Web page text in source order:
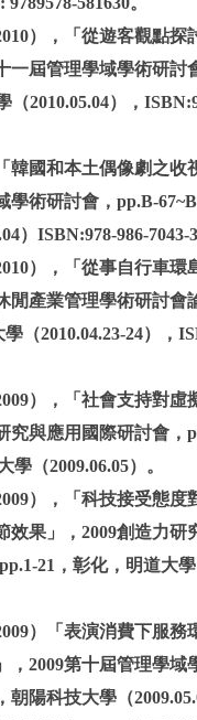
），「從遊客觀點探
一屆管理學域學術研討
2010.05.04），
韓國和本土偶像劇之收
學術研討會，pp.B-
）ISBN:978-986-7043-
），「從事自行車環
閒產業管理學術研討會
（2010.04.23-24），
），「社會支持對虛
究與應用國際研討會，
（2009.06.05）。
），「科技接受態度
效果」，2009創造力研
21，彰化，明道大學
）「表演消費下服務
，2009第十屆管理學域
朝陽科技大學（